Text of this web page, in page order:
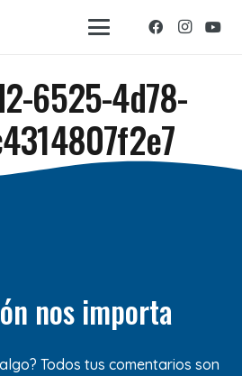
6525-4d78-
nos importa
Todos tus comentarios son